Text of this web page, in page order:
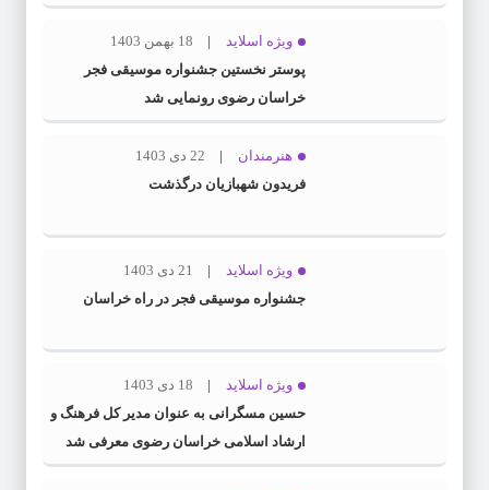
ویژه اسلاید
18 بهمن 1403
پوستر نخستین جشنواره موسیقی فجر
خراسان رضوی رونمایی شد
هنرمندان
22 دی 1403
فریدون شهبازیان درگذشت
ویژه اسلاید
21 دی 1403
جشنواره موسیقی فجر در راه خراسان
ویژه اسلاید
18 دی 1403
حسین مسگرانی به عنوان مدیر کل فرهنگ و
ارشاد اسلامی خراسان رضوی معرفی شد